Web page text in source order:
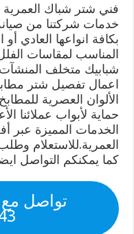
فني شتر شباك
خدمات شركتنا من
بكافة انواعها العادي
المناسب لمقاسات
شبابيك متخلف المنشآت
اعمال تفصيل شتر
الألوان العصرية
حماية لأبواب عملائنا
الخدمات المميزة
العمرية.للاستعلام
كما يمكنكم التواصل
تواصل